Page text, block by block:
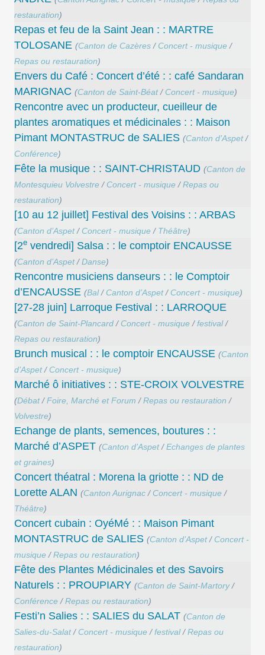
restauration)
Repas et feu de la Saint Jean : : MARTRE
TOLOSANE (Canton de Cazères / Concert - musique /
Repas ou restauration)
Envers du Café : Concert d’été : : café Sandaran
MARIGNAC (Canton de Saint-Béat/ Concert - musique)
Rencontre avec un producteur, cueilleur de
plantes aromatiques et médicinales : : Maison
Pimant MONTASTRUC de SALIES (Canton d’Aspet/
Conférence)
Fête la musique : : SAINT-CHRISTAUD (Canton de
Montesquieu Volvestre / Concert - musique /Repas ou
restauration)
[10 au 12 juillet] Festival des Voisins : : ARBAS
(Canton d’Aspet/ Concert - musique / Théâtre)
[2e vendredi] Salsa : : le comptoir ENCAUSSE
(Canton d’Aspet/Danse)
Rencontre musiciens danseurs : : le Comptoir
d’ENCAUSSE (Bal/ Canton d’Aspet/ Concert - musique)
[27-28 juin] Larroque Festival : : LARROQUE
(Canton de Saint-Plancard / Concert - musique /festival/
Repas ou restauration)
Brunch musical : : le comptoir ENCAUSSE (Canton
d’Aspet/ Concert - musique)
Marché ô initiatives : : STE-CROIX VOLVESTRE
(Débat/Foire, Marché et Forum /Repas ou restauration /
Volvestre)
Echange de plants, semences, boutures : :
Marché d’ASPET (Canton d’Aspet/Echanges de plantes
et graines)
Concert théatral : Morena la griotte : : ND de
Lorette ALAN (Canton Aurignac / Concert - musique /
Théâtre)
Concert cubain : OyéMé : : Maison Pimant
MONTASTRUC de SALIES (Canton d’Aspet/ Concert -
musique /Repas ou restauration)
Fête des Plantes Médicinales et des Savoirs
Naturels : : PROUPIARY (Canton de Saint-Martory/
Conférence /Repas ou restauration)
Festi’n Salies : : SALIES du SALAT (Canton de
Salies-du-Salat/ Concert - musique /festival/Repas ou
restauration)